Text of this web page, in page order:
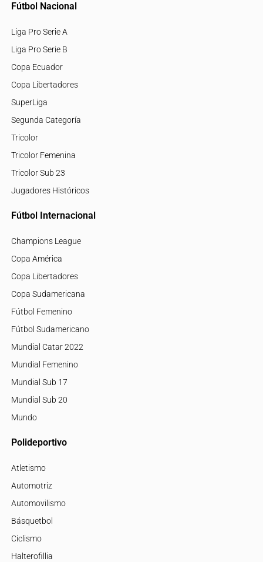
Fútbol Nacional
Liga Pro Serie A
Liga Pro Serie B
Copa Ecuador
Copa Libertadores
SuperLiga
Segunda Categoría
Tricolor
Tricolor Femenina
Tricolor Sub 23
Jugadores Históricos
Fútbol Internacional
Champions League
Copa América
Copa Libertadores
Copa Sudamericana
Fútbol Femenino
Fútbol Sudamericano
Mundial Catar 2022
Mundial Femenino
Mundial Sub 17
Mundial Sub 20
Mundo
Polideportivo
Atletismo
Automotriz
Automovilismo
Básquetbol
Ciclismo
Halterofillia